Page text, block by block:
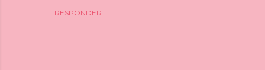
RESPONDER